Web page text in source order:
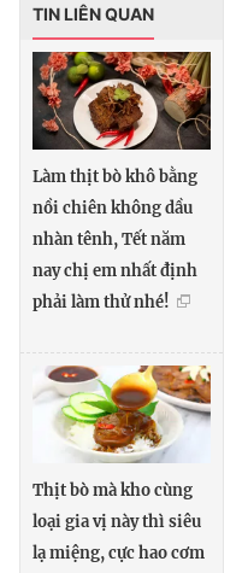
TIN LIÊN QUAN
Làm thịt bò khô bằng
nồi chiên không dầu
nhàn tênh, Tết năm
nay chị em nhất định
phải làm thử nhé!
Thịt bò mà kho cùng
loại gia vị này thì siêu
lạ miệng, cực hao cơm